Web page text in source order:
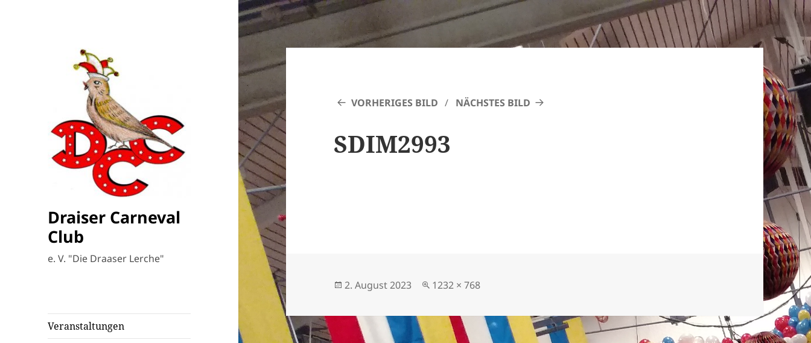
Draiser Carneval
Club
e. V. "Die Draaser Lerche"
Veranstaltungen
VORHERIGES BILD NÄCHSTES BILD
SDIM2993
Veröffentlicht
2. August 2023 Originalgröße
1232 × 768